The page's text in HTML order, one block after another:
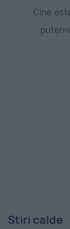
Cine
Stiri calde